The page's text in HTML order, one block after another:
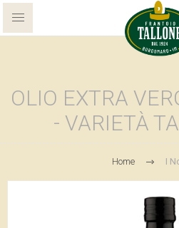
OLIO EXTRA
- VARIETÀ
Home I